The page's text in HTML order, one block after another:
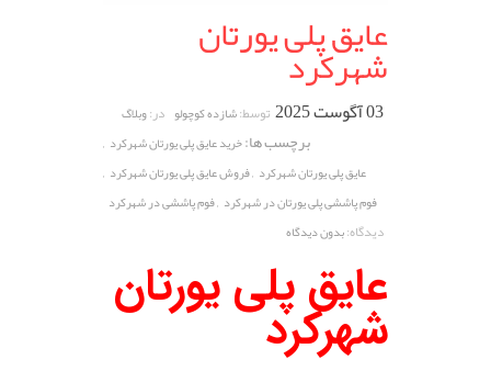
عایق پلی یورتان
شهرکرد
03 آگوست 2025 توسط:شازده کوچولو در:وبلاگ
برچسب ها:خرید عایق پلی یورتان شهرکرد ,
عایق پلی یورتان شهرکرد ,فروش عایق پلی یورتان شهرکرد ,
فوم پاششی پلی یورتان در شهرکرد ,فوم پاششی در شهرکرد
دیدگاه:بدون دیدگاه
عایق پلی یورتان
شهرکرد